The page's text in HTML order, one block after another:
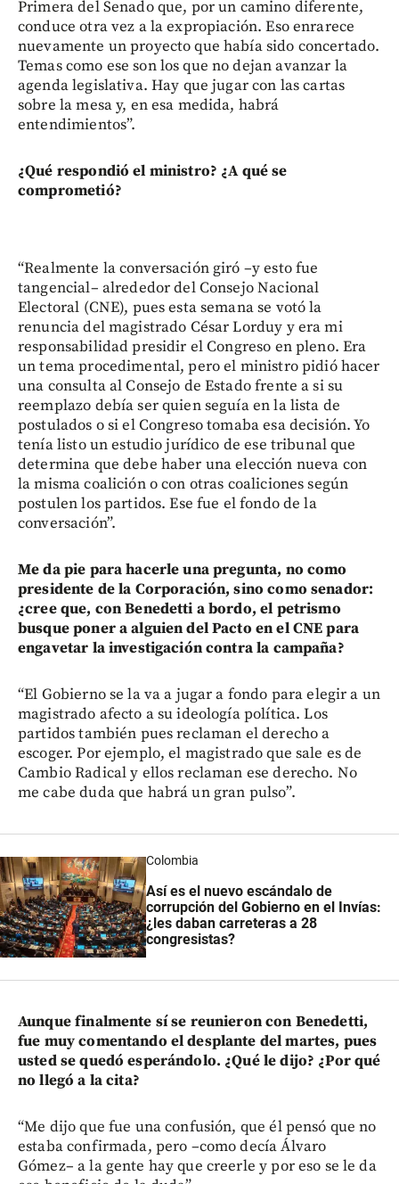
Primera del Senado que, por un camino diferente,
conduce otra vez a la expropiación. Eso enrarece
nuevamente un proyecto que había sido concertado.
Temas como ese son los que no dejan avanzar la
agenda legislativa. Hay que jugar con las cartas
sobre la mesa y, en esa medida, habrá
entendimientos”.
¿Qué respondió el ministro? ¿A qué se
comprometió?
“Realmente la conversación giró –y esto fue
tangencial– alrededor del Consejo Nacional
Electoral (CNE), pues esta semana se votó la
renuncia del magistrado César Lorduy y era mi
responsabilidad presidir el Congreso en pleno. Era
un tema procedimental, pero el ministro pidió hacer
una consulta al Consejo de Estado frente a si su
reemplazo debía ser quien seguía en la lista de
postulados o si el Congreso tomaba esa decisión. Yo
tenía listo un estudio jurídico de ese tribunal que
determina que debe haber una elección nueva con
la misma coalición o con otras coaliciones según
postulen los partidos. Ese fue el fondo de la
conversación”.
Me da pie para hacerle una pregunta, no como
presidente de la Corporación, sino como senador:
¿cree que, con Benedetti a bordo, el petrismo
busque poner a alguien del Pacto en el CNE para
engavetar la investigación contra la campaña?
“El Gobierno se la va a jugar a fondo para elegir a un
magistrado afecto a su ideología política. Los
partidos también pues reclaman el derecho a
escoger. Por ejemplo, el magistrado que sale es de
Cambio Radical y ellos reclaman ese derecho. No
me cabe duda que habrá un gran pulso”.
Colombia
Así es el nuevo escándalo de
corrupción del Gobierno en el Invías:
¿les daban carreteras a 28
congresistas?
Aunque finalmente sí se reunieron con Benedetti,
fue muy comentando el desplante del martes, pues
usted se quedó esperándolo. ¿Qué le dijo? ¿Por qué
no llegó a la cita?
“Me dijo que fue una confusión, que él pensó que no
estaba confirmada, pero –como decía Álvaro
Gómez– a la gente hay que creerle y por eso se le da